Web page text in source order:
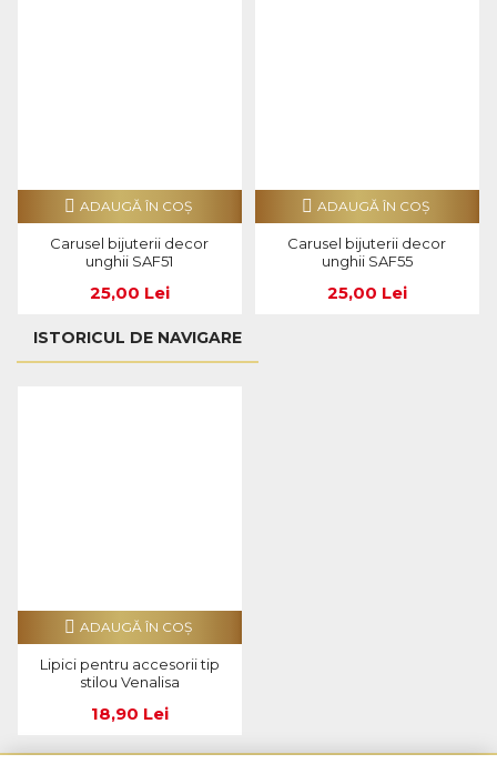
Carusel bijuterii decor
unghii SAF51
25,00 Lei
ADAUGĂ ÎN COŞ
Carusel bijuterii decor
unghii SAF55
25,00 Lei
ADAUGĂ ÎN COŞ
ISTORICUL DE NAVIGARE
Lipici pentru accesorii tip
stilou Venalisa
18,90 Lei
ADAUGĂ ÎN COŞ